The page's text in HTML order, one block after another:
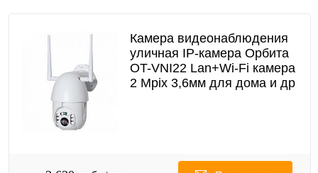
Камера видеонаблюдения
уличная IP-камера Орбита
OT-VNI22 Lan+Wi-Fi камера
2 Mpix 3,6мм для дома и др